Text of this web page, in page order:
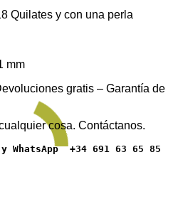
Quilates y con una perla
mm
gratis – Garantía de
cosa. Contáctanos.
+34 691 63 65 85